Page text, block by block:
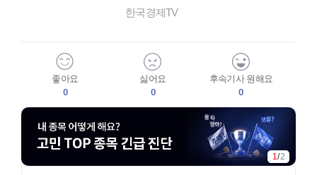
한국경제TV
좋아요
0
싫어요
0
후속기사 원해요
0
1 /2